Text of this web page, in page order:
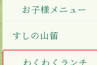
お子様メニュー
すしの山留
わくわくランチ